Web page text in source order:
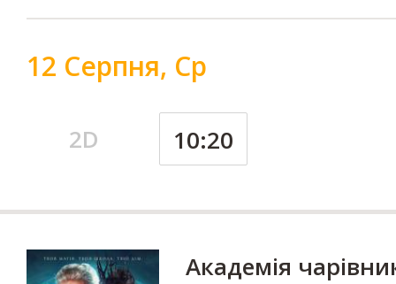
12 Серпня, Ср
2D 10:20
Академія